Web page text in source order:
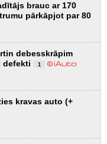
brauc ar 170
pārkāpjot par 80
debesskrāpim
defekti
1
kravas auto (+